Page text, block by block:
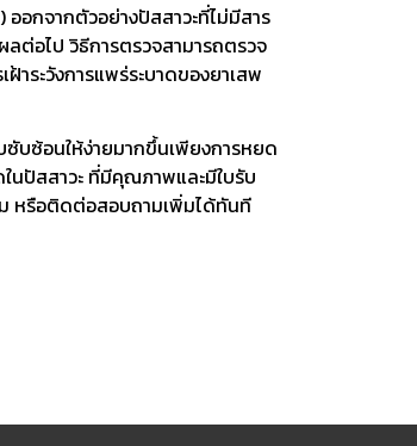
อกจากตัวอย่างปัสสาวะที่ไม่มีสาร
ต่อไป วิธีการตรวจสามารถตรวจ
ระวังการแพร่ระบาดของยาเสพ
บซ้อนให้ง่ายมากขึ้นเพียงการหยด
นปัสสาวะ ที่มีคุณภาพและมีใบรับ
ม หรือติดต่อสอบถามเพิ่มได้ทันที